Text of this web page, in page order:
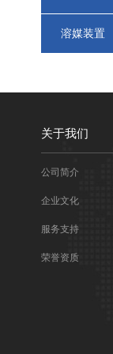
溶媒装置
关于我们
公司简介
企业文化
服务支持
荣誉资质